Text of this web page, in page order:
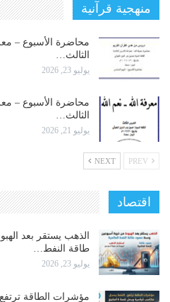
منهجية قرآنية
محاضرة الأسبوع –
الثالث…
يوليو 23, 2026
محاضرة الأسبوع –
الثالث…
يوليو 21, 2026
NEXT
اقتصاد
الذهب يستقر بعد
طاقة النفط…
يوليو 23, 2026
مؤشرات الطاقة